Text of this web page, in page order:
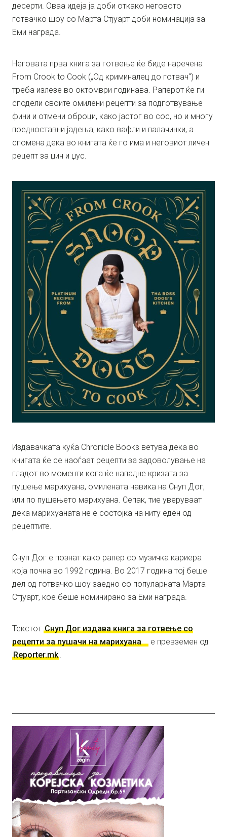
десерти. Оваа идеја ја доби откако неговото
готвачко шоу со Марта Стјуарт доби номинација за
Еми награда.
Неговата прва книга за готвење ќе биде наречена
From Crook to Cook („Од криминалец до готвач“) и
треба излезе во октомври годинава. Раперот ќе ги
сподели своите омилени рецепти за подготвување
фини и отмени оброци, како јастог во сос, но и многу
поедноставни јадења, како вафли и палачинки, а
спомена дека во книгата ќе го има и неговиот личен
рецепт за џин и џус.
Издавачката куќа Chronicle Books ветува дека во
книгата ќе се наоѓаат рецепти за задоволување на
гладот во моменти кога ќе нападне кризата за
пушење марихуана, омилената навика на Снуп Дог,
или по пушењето марихуана. Сепак, тие уверуваат
дека марихуаната не е состојка на ниту еден од
рецептите.
Снуп Дог е познат како рапер со музичка кариера
која почна во 1992 година. Во 2017 година тој беше
дел од готвачко шоу заедно со популарната Марта
Стјуарт, кое беше номинирано за Еми награда.
Текстот Снуп Дог издава книга за готвење со
рецепти за пушачи на марихуана е превземен од
Reporter.mk.